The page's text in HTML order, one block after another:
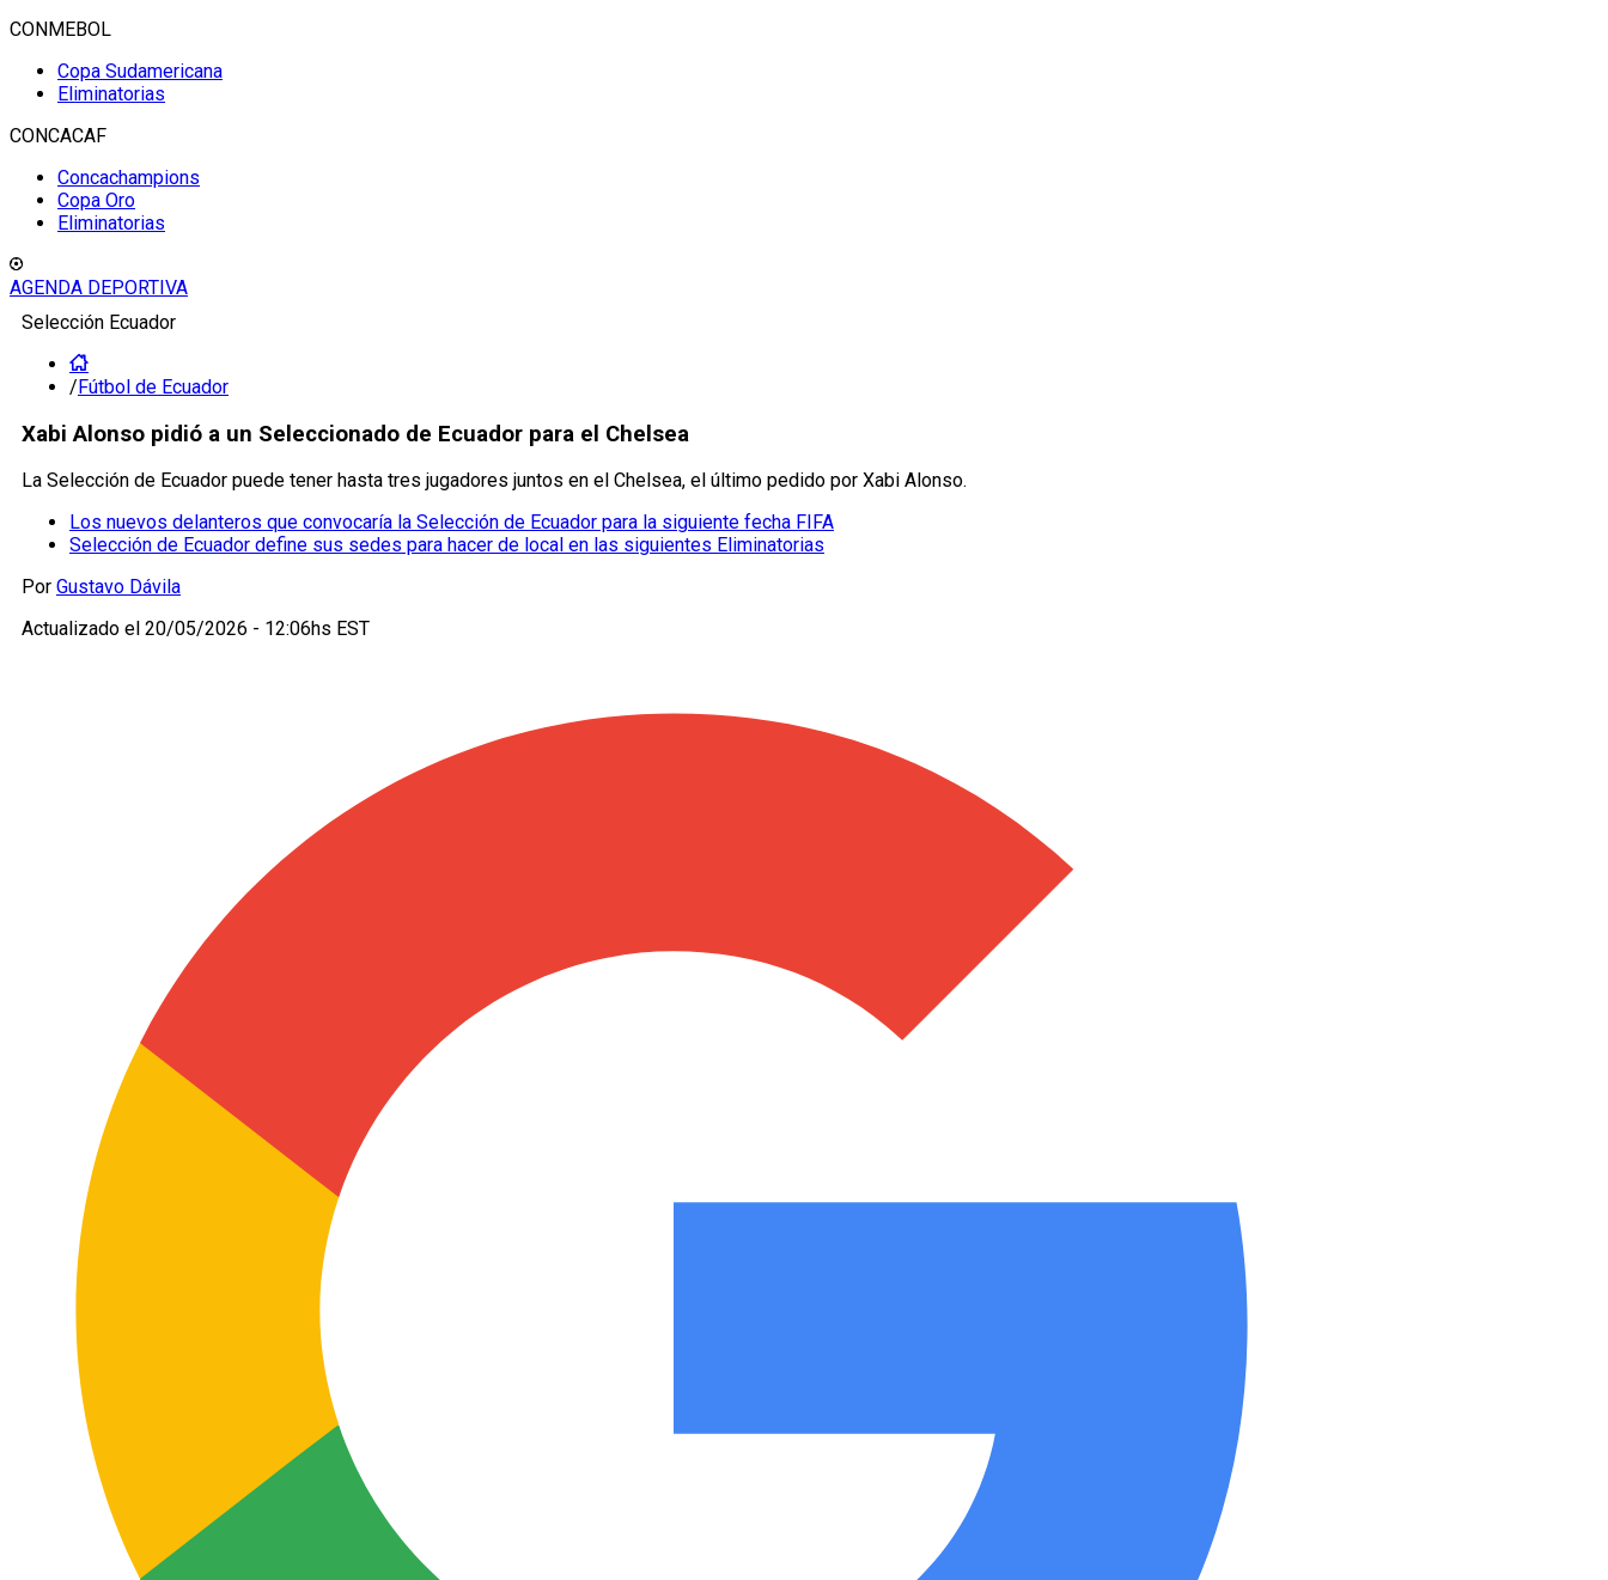
CONMEBOL
Copa Sudamericana
Eliminatorias
CONCACAF
Concachampions
Copa Oro
Eliminatorias
AGENDA DEPORTIVA
Selección Ecuador
/Fútbol de Ecuador
Xabi Alonso pidió a un Seleccionado de Ecuador para el Chelsea
La Selección de Ecuador puede tener hasta tres jugadores juntos en el Chelsea, el último pedido por Xabi Alonso.
Los nuevos delanteros que convocaría la Selección de Ecuador para la siguiente fecha FIFA
Selección de Ecuador define sus sedes para hacer de local en las siguientes Eliminatorias
Por Gustavo Dávila
Actualizado el 20/05/2026 - 12:06hs EST